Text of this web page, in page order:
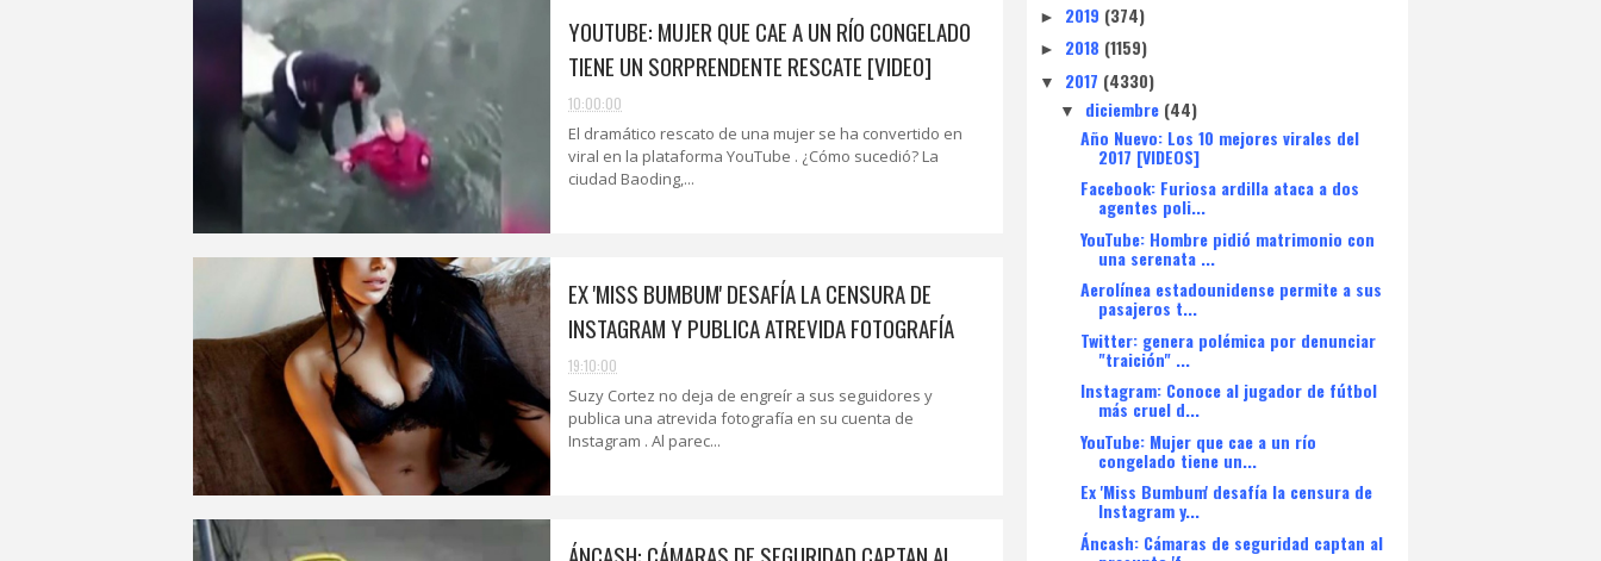
YOUTUBE: MUJER QUE CAE A UN RÍO CONGELADO
TIENE UN SORPRENDENTE RESCATE [VIDEO]
10:00:00
El dramático rescato de una mujer se ha convertido en
viral en la plataforma YouTube . ¿Cómo sucedió? La
ciudad Baoding,...
EX 'MISS BUMBUM' DESAFÍA LA CENSURA DE
INSTAGRAM Y PUBLICA ATREVIDA FOTOGRAFÍA
19:10:00
Suzy Cortez no deja de engreír a sus seguidores y
publica una atrevida fotografía en su cuenta de
Instagram . Al parec...
► 2019 (374)
► 2018 (1159)
▼ 2017 (4330)
▼ diciembre (44)
Año Nuevo: Los 10 mejores virales del
2017 [VIDEOS]
Facebook: Furiosa ardilla ataca a dos
agentes poli...
YouTube: Hombre pidió matrimonio con
una serenata ...
Aerolínea estadounidense permite a sus
pasajeros t...
Twitter: genera polémica por denunciar
"traición" ...
Instagram: Conoce al jugador de fútbol
más cruel d...
YouTube: Mujer que cae a un río
congelado tiene un...
Ex 'Miss Bumbum' desafía la censura de
Instagram y...
Áncash: Cámaras de seguridad captan al